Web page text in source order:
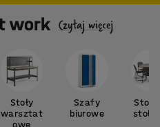
Stoły
warsztat
owe
Szafy
biurowe
Stoły